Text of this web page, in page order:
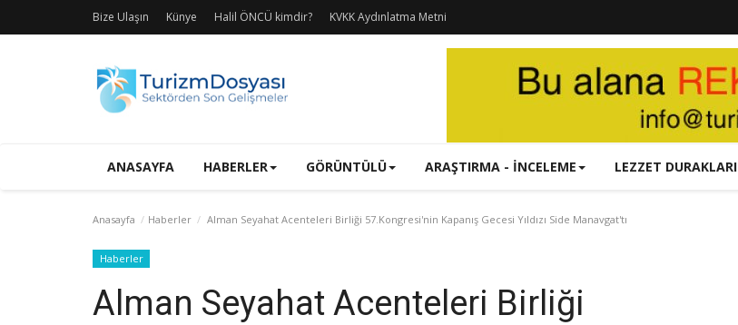
Bize Ulaşın Künye Halil ÖNCÜ kimdir? KVKK Aydınlatma Metni
ANASAYFA HABERLER GÖRÜNTÜLÜ ARAŞTIRMA - İNCELEME LEZZET DURAKLARI
Anasayfa Haberler Alman Seyahat Acenteleri Birliği 57.Kongresi'nin Kapanış Gecesi Yıldızı Side Manavgat'tı
Haberler
Alman Seyahat Acenteleri Birliği